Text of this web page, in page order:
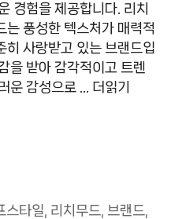
경험을 제공합니다. 리치
는 풍성한 텍스처가 매력적
히 사랑받고 있는 브랜드입
을 받아 감각적이고 트렌
운 감성으로 …
더읽기
스타일 리치무드 브랜드